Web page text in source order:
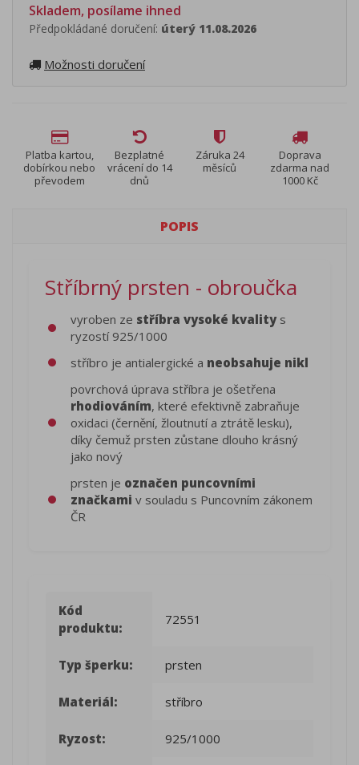
Skladem, posílame ihned
Předpokládané doručení: úterý 11.08.2026
Možnosti doručení
Platba kartou,
dobírkou nebo
převodem
Bezplatné
vrácení do 14
dnů
Záruka 24
měsíců
Doprava
zdarma nad
1000 Kč
POPIS
Stříbrný prsten - obroučka
vyroben ze stříbra vysoké kvalitys
ryzostí 925/1000
stříbro je antialergické a neobsahuje nikl
povrchová úprava stříbra je ošetřena
rhodiováním, které efektivně zabraňuje
oxidaci (černění, žloutnutí a ztrátě lesku),
díky čemuž prsten zůstane dlouho krásný
jako nový
prsten je označen puncovními
značkami v souladu s Puncovním zákonem
ČR
Kód
produktu:
72551
Typ šperku: prsten
Materiál: stříbro
Ryzost: 925/1000